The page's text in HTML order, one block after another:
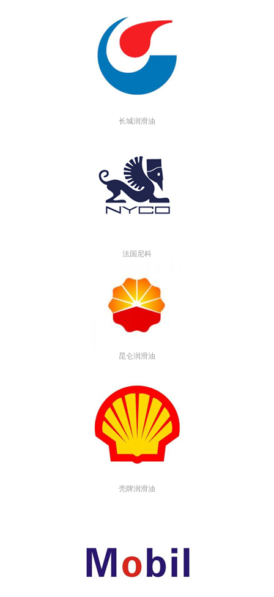
长城润滑油
法国尼科
昆仑润滑油
壳牌润滑油